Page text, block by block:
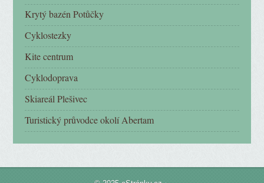
Krytý bazén Potůčky
Cyklostezky
Kite centrum
Cyklodoprava
Skiareál Plešivec
Turistický průvodce okolí Abertam